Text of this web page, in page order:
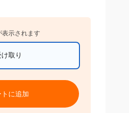
表示されます
取り
トに追加